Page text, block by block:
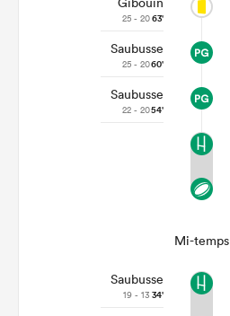
25 - 2063'
Saubusse
25 - 2060'
Saubusse
22 - 2054'
Mi-temps
Saubusse
19 - 13 34'